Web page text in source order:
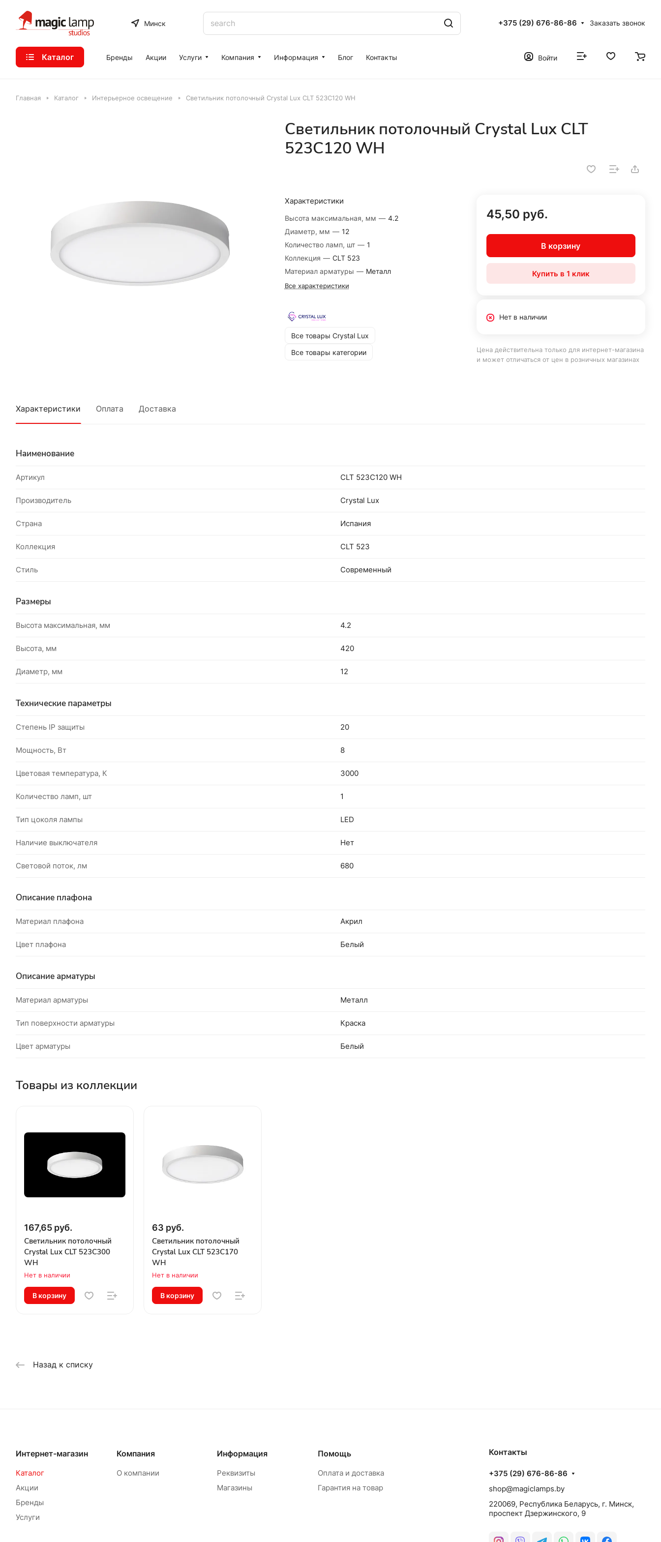
Минск +375 (29) 676-86-86 Заказать звонок
Каталог Бренды Акции Услуги Компания Информация Блог Контакты Войти
Главная Каталог Интерьерное освещение Светильник потолочный Crystal Lux CLT 523C120 WH
Светильник потолочный Crystal Lux CLT
523C120 WH
Характеристики
Высота максимальная, мм — 4.2
Диаметр, мм — 12
Количество ламп, шт — 1
Коллекция — CLT 523
Материал арматуры — Металл
Все характеристики
Все товары Crystal Lux
Все товары категории
45,50 руб.
В корзину
Купить в 1 клик
Нет в наличии
Цена действительна только для интернет-магазина
и может отличаться от цен в розничных магазинах
Характеристики Оплата Доставка
Наименование
Артикул CLT 523C120 WH
Производитель Crystal Lux
Страна Испания
Коллекция CLT 523
Стиль Современный
Размеры
Высота максимальная, мм 4.2
Высота, мм 420
Диаметр, мм 12
Технические параметры
Степень IP защиты 20
Мощность, Вт 8
Цветовая температура, К 3000
Количество ламп, шт 1
Тип цоколя лампы LED
Наличие выключателя Нет
Световой поток, лм 680
Описание плафона
Материал плафона Акрил
Цвет плафона Белый
Описание арматуры
Материал арматуры Металл
Тип поверхности арматуры Краска
Цвет арматуры Белый
Товары из коллекции
167,65 руб.
Светильник потолочный
Crystal Lux CLT 523C300
WH
Нет в наличии
В корзину
63 руб.
Светильник потолочный
Crystal Lux CLT 523C170
WH
Нет в наличии
В корзину
Назад к списку
Интернет-магазин
Каталог
Акции
Бренды
Услуги
Компания
О компании
Информация
Реквизиты
Магазины
Помощь
Оплата и доставка
Гарантия на товар
Контакты
+375 (29) 676-86-86
shop@magiclamps.by
220069, Республика Беларусь, г. Минск,
проспект Дзержинского, 9